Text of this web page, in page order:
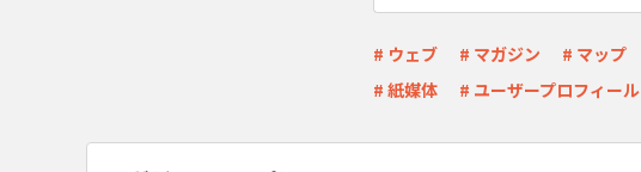
# ウェブ # マガジン # マップ
# 紙媒体
# ユーザープロフィール